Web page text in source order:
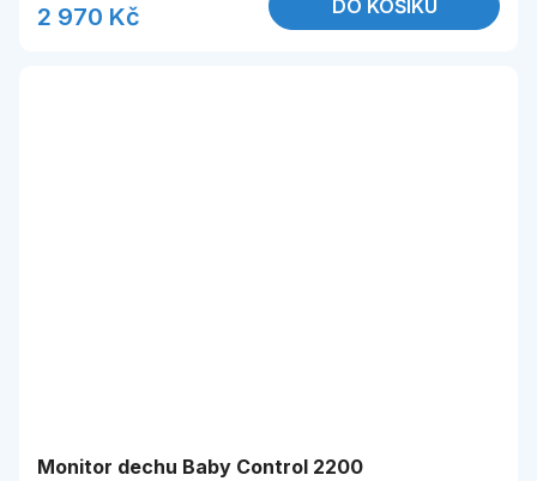
2 970 Kč DO KOŠÍKU
Monitor dechu Baby Control 2200